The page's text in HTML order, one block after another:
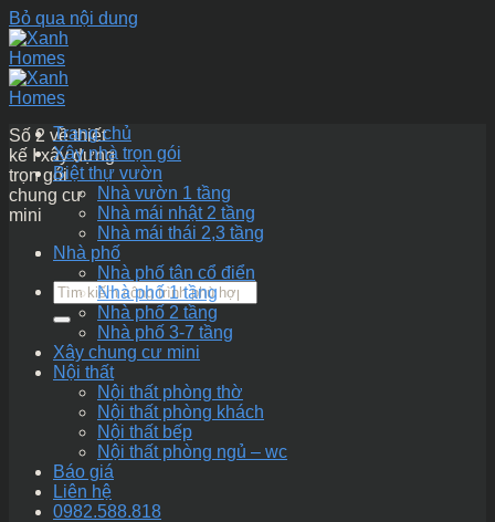
Bỏ qua nội dung
Số 2 về thiết
kế I xây dựng
trọn gói
chung cư
mini
Trang chủ
Xây nhà trọn gói
Biệt thự vườn
Nhà vườn 1 tầng
Nhà mái nhật 2 tầng
Nhà mái thái 2,3 tầng
Nhà phố
Nhà phố tân cổ điển
Nhà phố 1 tầng
Nhà phố 2 tầng
Nhà phố 3-7 tầng
Xây chung cư mini
Nội thất
Nội thất phòng thờ
Nội thất phòng khách
Nội thất bếp
Nội thất phòng ngủ – wc
Báo giá
Liên hệ
0982.588.818